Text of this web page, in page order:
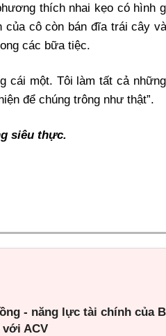
thích nhai kẹo có hình
của cô còn bán đĩa trái cây
các bữa tiệc.
cái một. Tôi làm tất cả
để chúng trông như thật”.
siêu thực.
- năng lực tài chính của
ACV